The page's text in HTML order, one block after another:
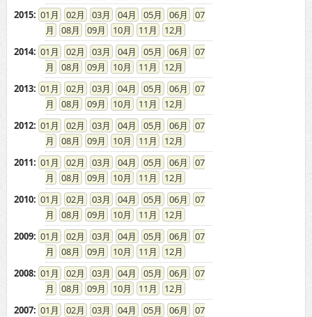
2015: 01 02 03 04 05 06
07
08
09 10 11
12
2014: 01 02 03 04 05 06
07
08
09 10 11
12
2013: 01 02 03 04 05 06
07
08
09 10 11
12
2012: 01 02 03 04 05 06
07
08
09 10 11
12
2011: 01 02 03 04 05 06
07
08
09 10 11
12
2010: 01 02 03 04 05 06
07
08
09 10 11
12
2009: 01 02 03 04 05 06
07
08
09 10 11
12
2008: 01 02 03 04 05 06
07
08
09 10 11
12
2007: 01 02 03 04 05 06
07